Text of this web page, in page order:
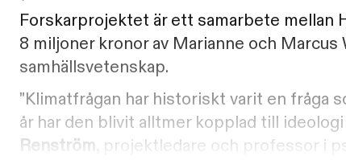
Forskarprojektet är ett samarbete mellan
8 miljoner kronor av Marianne och
samhällsvetenskap.
"Klimatfrågan har historiskt varit en fråga
år har den blivit alltmer kopplad till
Renström , projektledare och professor i